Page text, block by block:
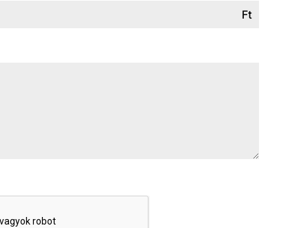
Ft